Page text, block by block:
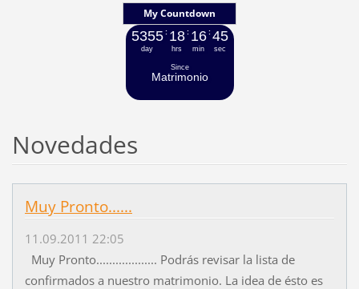
My Countdown
5355
day
: 18
hrs
: 16
min
: 47
sec
Since
Matrimonio
Novedades
Muy Pronto......
11.09.2011 22:05
Muy Pronto................... Podrás revisar la lista de
confirmados a nuestro matrimonio. La idea de ésto es